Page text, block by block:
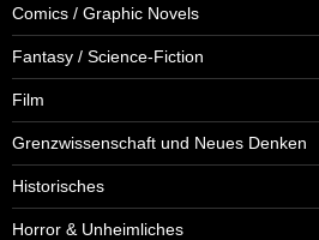
Comics / Graphic Novels
Fantasy / Science-Fiction
Film
Grenzwissenschaft und Neues Denken
Historisches
Horror & Unheimliches